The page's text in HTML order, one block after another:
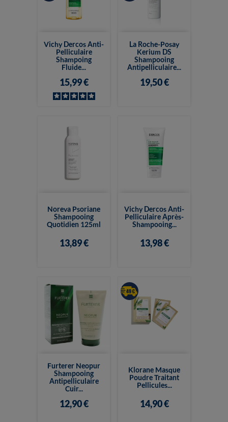
Vichy Dercos Anti-
Pelliculaire
Shampoing
Fluide...
15,99 €
La Roche-Posay
Kerium DS
Shampooing
Antipelliculaire...
19,50 €
Noreva Psoriane
Shampooing
Quotidien 125ml
13,89 €
Vichy Dercos Anti-
Pelliculaire Après-
Shampooing...
13,98 €
Furterer Neopur
Shampooing
Antipelliculaire
Cuir...
12,90 €
Klorane Masque
Poudre Traitant
Pellicules...
14,90 €